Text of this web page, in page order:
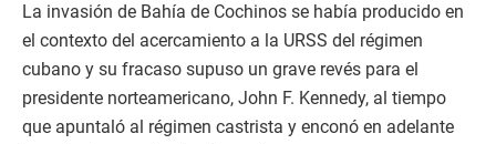
La invasión de Bahía de Cochinos se había producido en
el contexto del acercamiento a la URSS del régimen
cubano y su fracaso supuso un grave revés para el
presidente norteamericano, John F. Kennedy, al tiempo
que apuntaló al régimen castrista y enconó en adelante